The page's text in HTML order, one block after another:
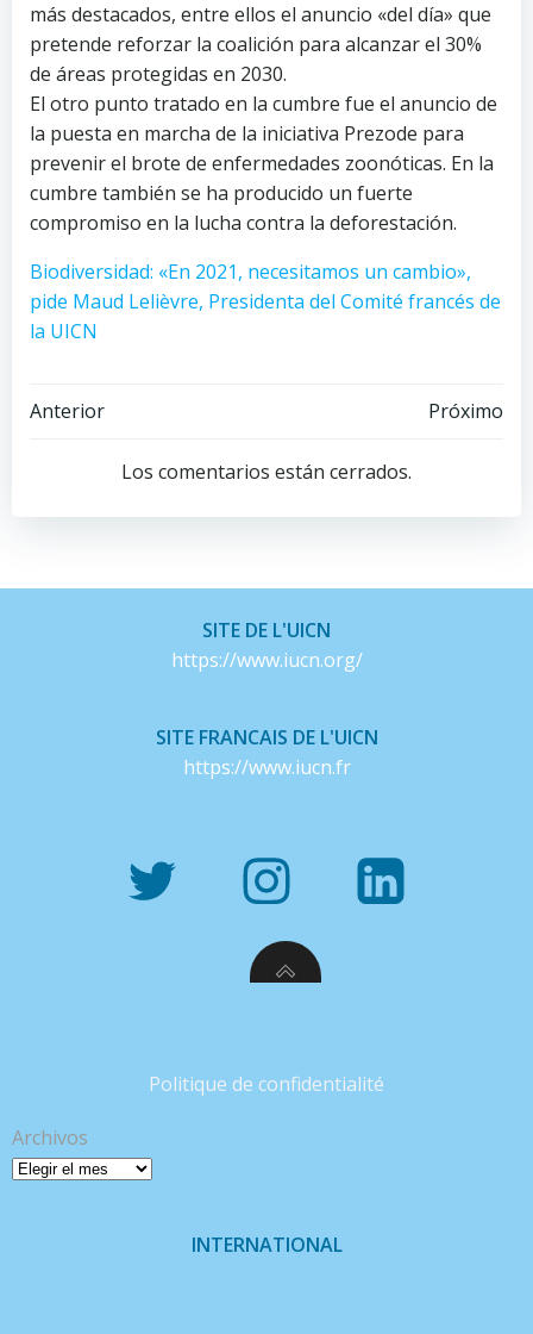
más destacados, entre ellos el anuncio «del día» que
pretende reforzar la coalición para alcanzar el 30%
de áreas protegidas en 2030.
El otro punto tratado en la cumbre fue el anuncio de
la puesta en marcha de la iniciativa Prezode para
prevenir el brote de enfermedades zoonóticas. En la
cumbre también se ha producido un fuerte
compromiso en la lucha contra la deforestación.
Biodiversidad: «En 2021, necesitamos un cambio»,
pide Maud Lelièvre, Presidenta del Comité francés de
la UICN
Navegación
entradas
Anterior
Navegación
de
entradas
Próximo
Los comentarios están cerrados.
SITE DE L'UICN
https://www.iucn.org/
SITE FRANCAIS DE L'UICN
https://www.iucn.fr
Politique de confidentialité
Archivos
INTERNATIONAL